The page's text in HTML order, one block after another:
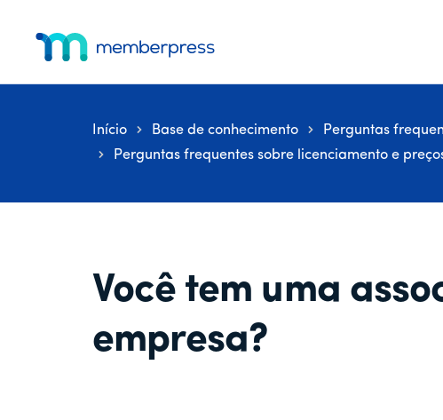
adicional
Início Base de conhecimento
Perguntas
Perguntas frequentes sobre licenciamento e
Você tem uma
empresa?